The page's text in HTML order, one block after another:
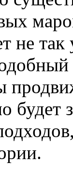
не так
будет